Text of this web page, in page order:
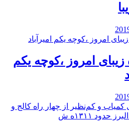
امروز ،کوچه یکم